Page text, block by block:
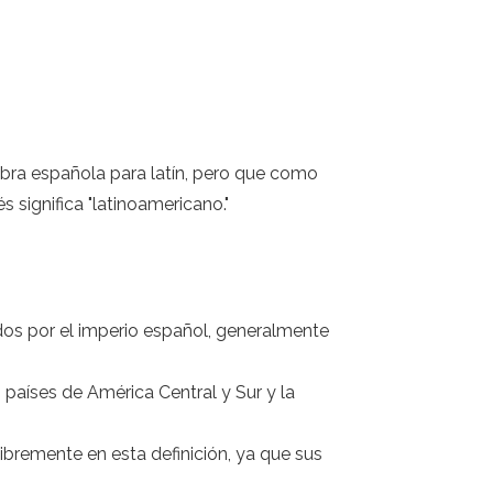
española para latín, pero que como
significa "latinoamericano."
por el imperio español, generalmente
de América Central y Sur y la
en esta definición, ya que sus